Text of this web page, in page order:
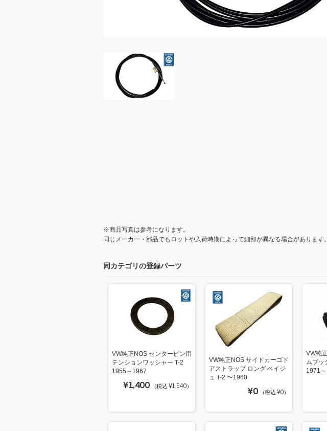
※商品写真は参考になります。
同じメーカー・部品でもロットや入荷時期によって細部が異なる場合があります
同カテゴリの登録パーツ
VW純正NOS センターピン用
テンションワッシャー T-2
1955～1967
¥1,400 （税込 ¥1,540）
VW純正NOS サイドカーゴド
アストラップ ロング ベイジ
ュ T-2 〜1960
¥0 （税込 ¥0）
VW純
ムブッ
1971